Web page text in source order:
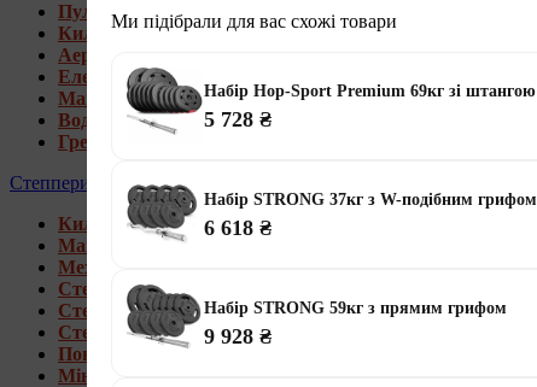
Пульсометри
Килимки під тренажери
Аеромагнітні гребні тренажери
Електромагнітні гребні тренажери
Магнітні гребні тренажери
Водні гребні тренажери
Гребні тренажери для дому
Степпери
Килимки під тренажери
Магнітні степпери
Механічні степпери
Степпери зі стійкою
Степпери з еспандерами
Степпери з рукоятками
Поворотні степпери
Міні степпери
Ми підібрали для вас схожі товари
Набір Hop-Sport Premium 69кг зі штангою
5 728 ₴
Набір STRONG 37кг з W-подібним грифом
6 618 ₴
Набір STRONG 59кг з прямим грифом
9 928 ₴